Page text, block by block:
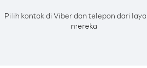
Pilih kontak di Viber dan telepon dari
mereka